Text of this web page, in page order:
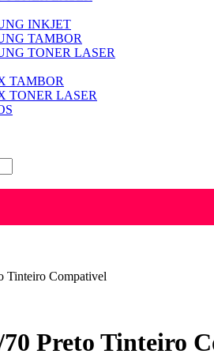
INKJET
TAMBOR
TONER LASER
TAMBOR
TONER LASER
Tinteiro Compativel
Preto Tinteiro